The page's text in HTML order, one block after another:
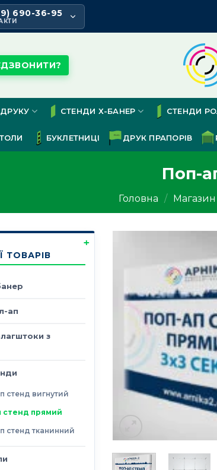
690-36-95
СТЕНДИ Х-БАНЕР СТЕНДИ
БУКЛЕТНИЦІ ДРУК ПРАПОРІВ
Поп-
Головна / Магазин
ТОВАРІВ
ап
з
стенд вигнутий
стенд прямий
стенд тканинний